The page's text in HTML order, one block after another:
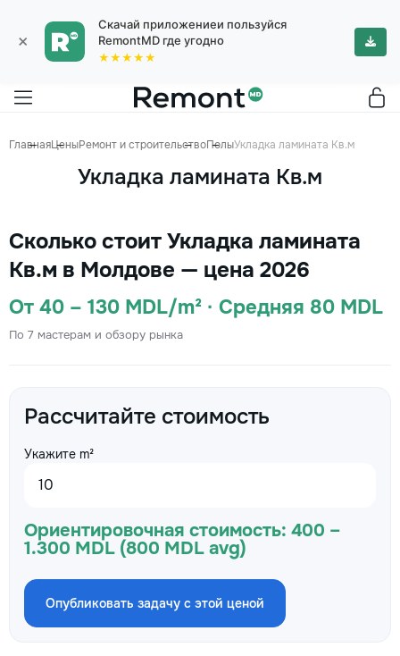
×
Скачай приложениеи пользуйся
RemontMD где угодно
★★★★★
ГлавнаяЦеныРемонт и строительствоПолыУкладка ламината Кв.м
Укладка ламината Кв.м
Сколько стоит Укладка ламината
Кв.м в Молдове — цена 2026
От 40 – 130 MDL/m² · Средняя 80 MDL
По 7 мастерам и обзору рынка
Рассчитайте стоимость
Укажите m²
Ориентировочная стоимость: 400 –
1.300 MDL (800 MDL avg)
Опубликовать задачу с этой ценой